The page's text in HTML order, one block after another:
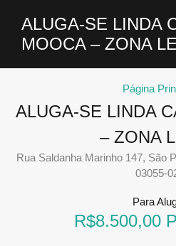
ALUGA-SE LINDA
MOOCA – ZONA
Página
ALUGA-SE LINDA
– ZONA
Rua Saldanha Marinho 147, São
03055-
Para
R$8.500,00